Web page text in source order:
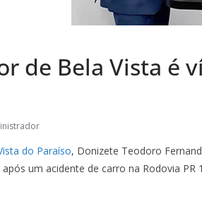
de Bela Vista é
do Paraíso, Donizete Teodoro
um acidente de carro na Rodovia PR